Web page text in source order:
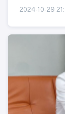
2024-10-29